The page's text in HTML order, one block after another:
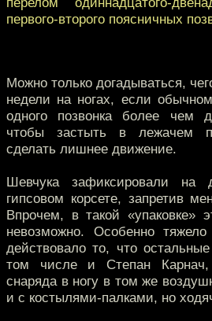
первого-второго поясничных
Можно только догадываться,
недели на ногах, если
одного позвонка более чем
чтобы застыть в лежачем
сделать лишнее движение.
Шевчука зафиксировали на
гипсовом корсете, запретив
Впрочем, в такой «упаковке»
невозможно. Особенно
действовало то, что
том числе и Степан Карнач,
снаряда в ногу в том же
и с костылями-палками, но